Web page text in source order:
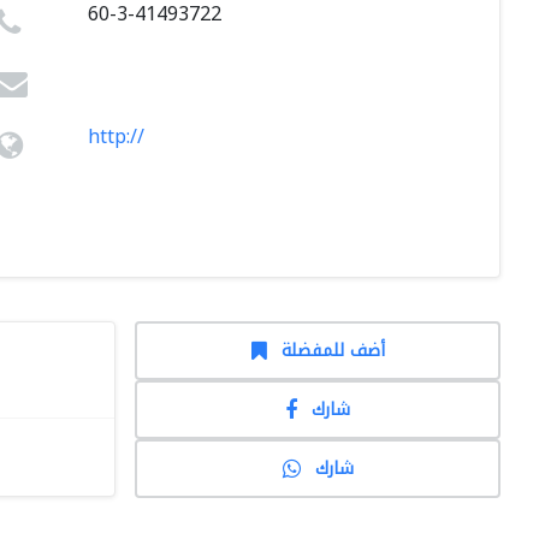
60-3-41493722
http://
أضف للمفضلة
شارك
شارك